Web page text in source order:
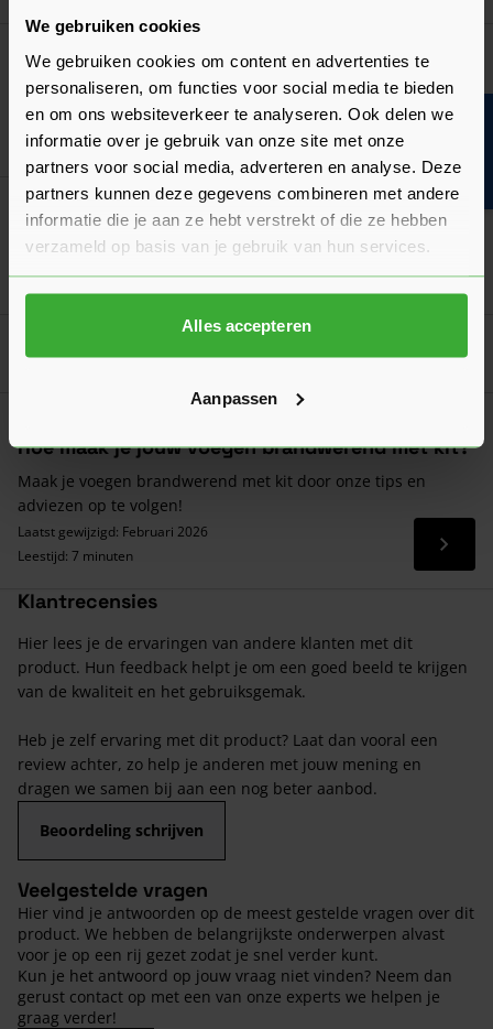
We gebruiken cookies
We gebruiken cookies om content en advertenties te
personaliseren, om functies voor social media te bieden
en om ons websiteverkeer te analyseren. Ook delen we
informatie over je gebruik van onze site met onze
partners voor social media, adverteren en analyse. Deze
partners kunnen deze gegevens combineren met andere
informatie die je aan ze hebt verstrekt of die ze hebben
verzameld op basis van je gebruik van hun services.
Alles accepteren
Aanpassen
Mesto Handsproeier 1,5 Liter
28,56per stuk
Zwaluw Rugvulling
Verkrijgbaar in 3 diktes
Vanaf1,62per stuk Ga
Goed voorbereid aan de slag
Hoe maak je jouw voegen brandwerend met kit?
Maak je voegen brandwerend met kit door onze tips en
adviezen op te volgen!
Laatst gewijzigd: Februari 2026
Leestijd: 7 minuten
Lees
Klantrecensies
Hier lees je de ervaringen van andere klanten met dit
product. Hun feedback helpt je om een goed beeld te krijgen
van de kwaliteit en het gebruiksgemak.
Heb je zelf ervaring met dit product? Laat dan vooral een
review achter, zo help je anderen met jouw mening en
dragen we samen bij aan een nog beter aanbod.
Beoordeling schrijven
Veelgestelde vragen
Hier vind je antwoorden op de meest gestelde vragen over dit
product. We hebben de belangrijkste onderwerpen alvast
voor je op een rij gezet zodat je snel verder kunt.
Kun je het antwoord op jouw vraag niet vinden? Neem dan
gerust contact op met een van onze experts we helpen je
graag verder!